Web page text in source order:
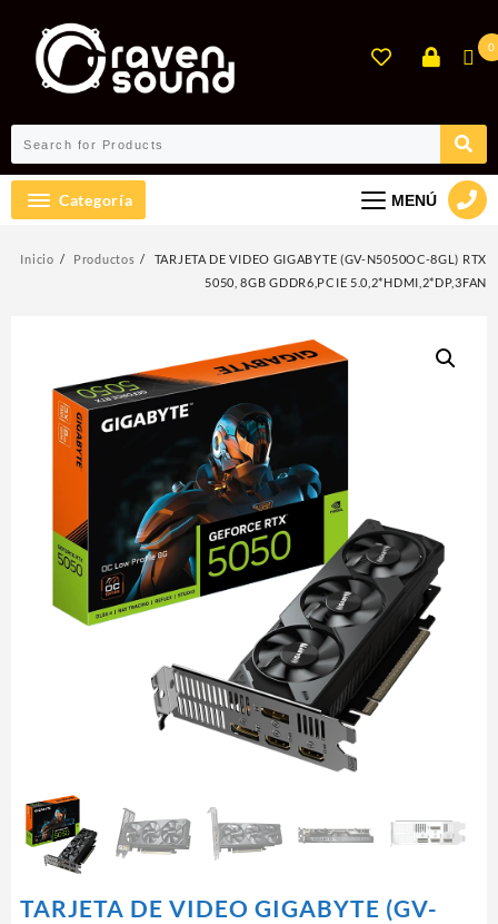
contenido
0
Categoría MENÚ
Inicio Productos
TARJETA DE VIDEO GIGABYTE (GV-N5050OC-8GL) RTX
5050, 8GB GDDR6,PCIE 5.0,2*HDMI,2*DP,3FAN
TARJETA DE VIDEO GIGABYTE (GV-